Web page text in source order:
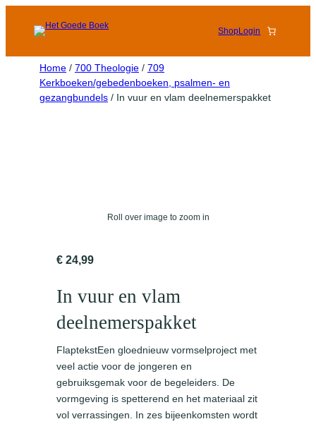
ShopLogin
Home / 700 Theologie / 709
Kerkboeken/gebedenboeken, psalmen- en
gezangbundels / In vuur en vlam deelnemerspakket
Roll over image to zoom in
€ 24,99
In vuur en vlam
deelnemerspakket
FlaptekstEen gloednieuw vormselproject met
veel actie voor de jongeren en
gebruiksgemak voor de begeleiders. De
vormgeving is spetterend en het materiaal zit
vol verrassingen. In zes bijeenkomsten wordt